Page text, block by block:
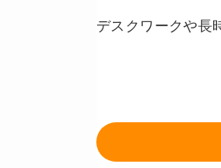
デスクワークや長